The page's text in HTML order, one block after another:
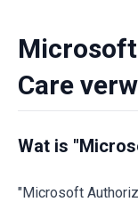
Care
Wat is
"Microsoft